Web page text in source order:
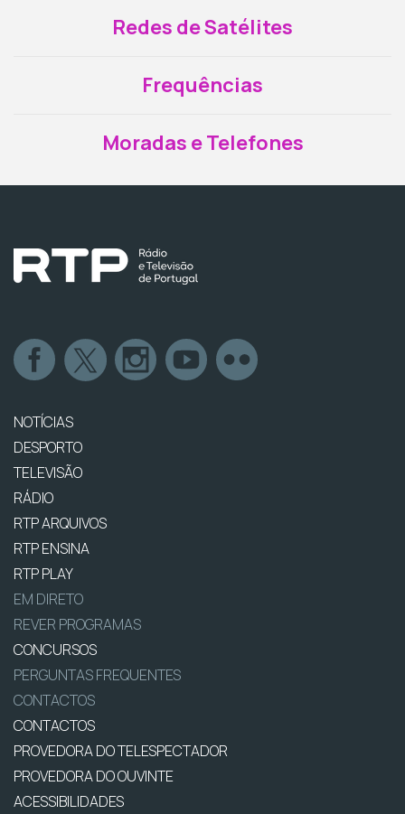
Redes de Satélites
Frequências
Moradas e Telefones
NOTÍCIAS
DESPORTO
TELEVISÃO
RÁDIO
RTP ARQUIVOS
RTP ENSINA
RTP PLAY
EM DIRETO
REVER PROGRAMAS
CONCURSOS
PERGUNTAS FREQUENTES
CONTACTOS
CONTACTOS
PROVEDORA DO TELESPECTADOR
PROVEDORA DO OUVINTE
ACESSIBILIDADES